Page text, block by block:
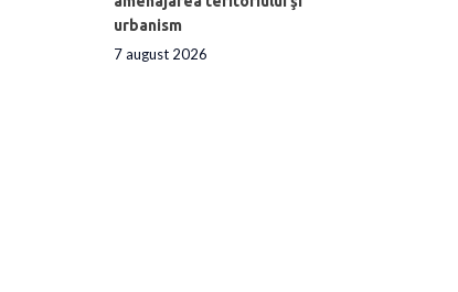
urbanism
7 august 2026